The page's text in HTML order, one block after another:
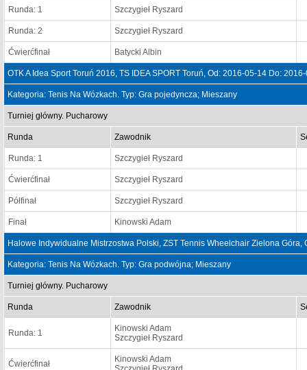
Runda: 1 Szczygieł Ryszard
Runda: 2 Szczygieł Ryszard
Ćwierćfinał Batycki Albin
OTK A Idea Sport Toruń 2016, TS IDEA SPORT Toruń, Od: 2016-05-14 Do:
Kategoria: Tenis Na Wózkach. Typ: Gra pojedyncza; Mieszany
Turniej główny. Pucharowy
Runda Zawodnik
Runda: 1 Szczygieł Ryszard
Ćwierćfinał Szczygieł Ryszard
Półfinał Szczygieł Ryszard
Finał Kinowski Adam
Halowe Indywidualne Mistrzostwa Polski, ZST Tennis Wheelchair Zielona Góra,
Kategoria: Tenis Na Wózkach. Typ: Gra podwójna; Mieszany
Turniej główny. Pucharowy
Runda Zawodnik
Runda: 1
Kinowski Adam
Szczygieł Ryszard
Ćwierćfinał
Kinowski Adam